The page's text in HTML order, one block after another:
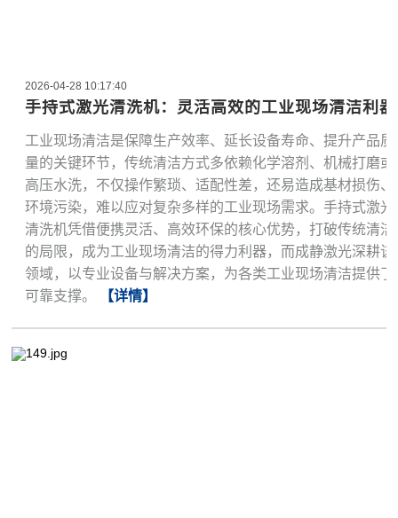
2026-04-28 10:17:40
手持式激光清洗机：灵活高效的工业现场清洁利器
工业现场清洁是保障生产效率、延长设备寿命、提升产品质
量的关键环节，传统清洁方式多依赖化学溶剂、机械打磨或
高压水洗，不仅操作繁琐、适配性差，还易造成基材损伤、
环境污染，难以应对复杂多样的工业现场需求。手持式激光
清洗机凭借便携灵活、高效环保的核心优势，打破传统清洁
的局限，成为工业现场清洁的得力利器，而成静激光深耕该
领域，以专业设备与解决方案，为各类工业现场清洁提供了
可靠支撑。
【详情】